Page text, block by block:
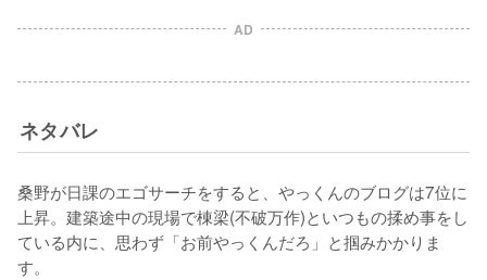
AD
ネタバレ
桑野が日課のエゴサーチをすると、やっくんのブログは7位に
上昇。建築途中の現場で棟梁(不破万作)といつもの揉め事をし
ている内に、思わず「お前やっくんだろ」と掴みかかりま
す。